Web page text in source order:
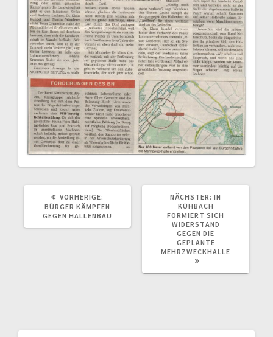
VORHERIGE:
BEITRAG:
BÜRGER KÄMPFEN
GEGEN HALLENBAU
NÄCHSTER: NÄCHSTER
IN
KÜHBACH
FORMIERT SICH
WIDERSTAND
GEGEN DIE
GEPLANTE
MEHRZWECKHALLE